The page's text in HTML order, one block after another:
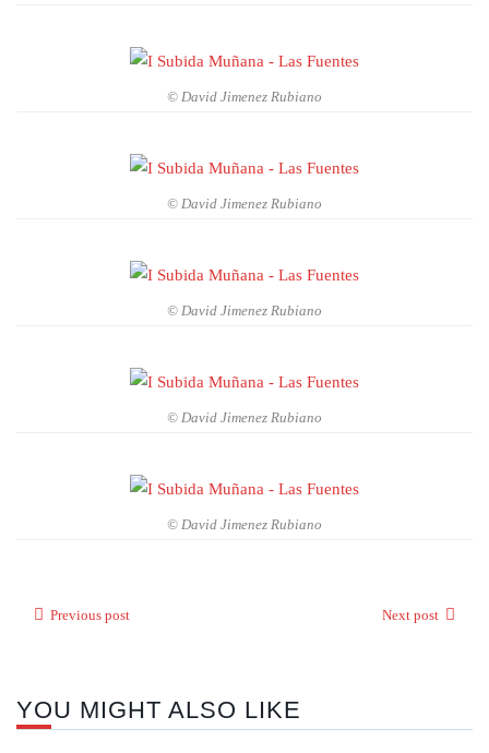
© David Jimenez Rubiano
© David Jimenez Rubiano
© David Jimenez Rubiano
© David Jimenez Rubiano
© David Jimenez Rubiano
Previous post Next post
YOU MIGHT ALSO LIKE